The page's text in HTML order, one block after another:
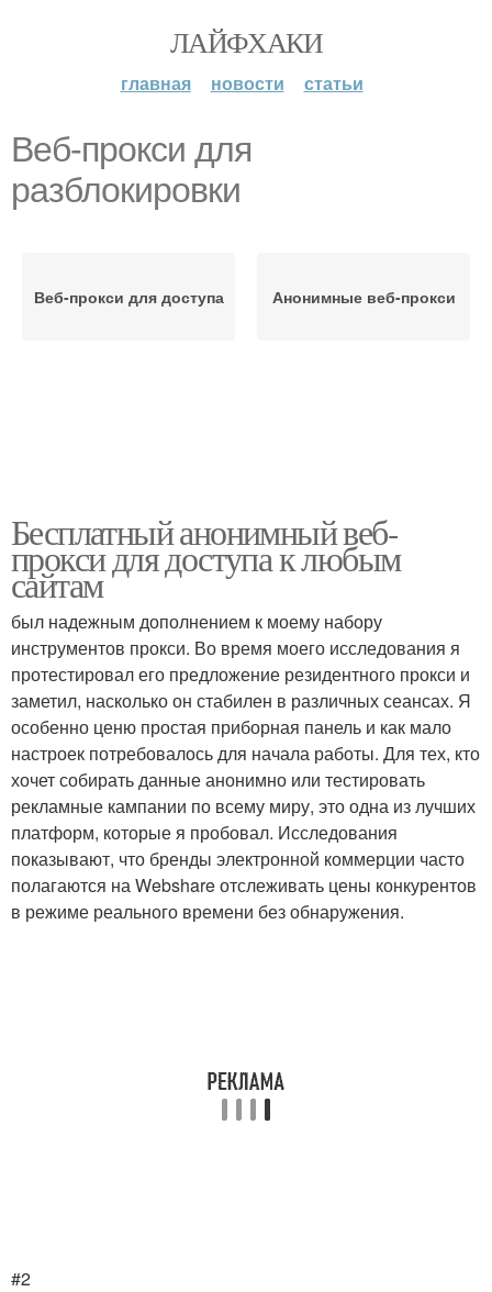
ЛАЙФХАКИ
главная новости статьи
Веб-прокси для
разблокировки
Веб-прокси для доступа Анонимные веб-прокси
Бесплатный анонимный веб-
прокси для доступа к любым
сайтам
был надежным дополнением к моему набору
инструментов прокси. Во время моего исследования я
протестировал его предложение резидентного прокси и
заметил, насколько он стабилен в различных сеансах. Я
особенно ценю простая приборная панель и как мало
настроек потребовалось для начала работы. Для тех, кто
хочет собирать данные анонимно или тестировать
рекламные кампании по всему миру, это одна из лучших
платформ, которые я пробовал. Исследования
показывают, что бренды электронной коммерции часто
полагаются на Webshare отслеживать цены конкурентов
в режиме реального времени без обнаружения.
#2